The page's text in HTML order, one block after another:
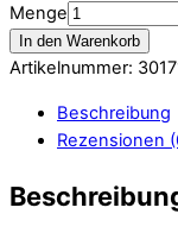
Menge
In den Warenkorb
Artikelnummer:
Beschreibung
Rezensionen